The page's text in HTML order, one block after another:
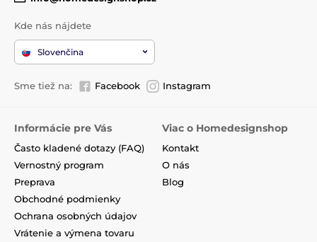
Kde nás nájdete
Slovenčina
Sme tiež na: Facebook Instagram
Informácie pre Vás
Často kladené dotazy (FAQ)
Vernostný program
Preprava
Obchodné podmienky
Ochrana osobných údajov
Vrátenie a výmena tovaru
Viac o Homedesignshop
Kontakt
O nás
Blog